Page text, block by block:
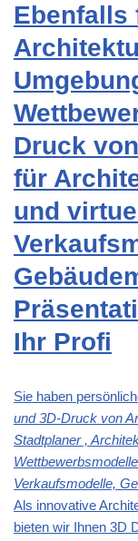
Ebenfalls
Druck
für
und
Ihr Profi
Sie haben
und 3D-Druck von
Stadtplaner ,
Verkaufsmodelle,
Als innovative
bieten wir Ihnen 3D